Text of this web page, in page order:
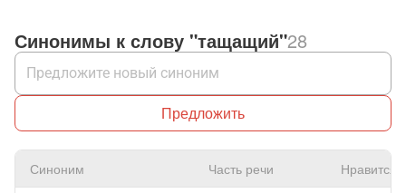
Синонимы к слову "тащащий"28
Предложить
Синоним Часть речи Нравится